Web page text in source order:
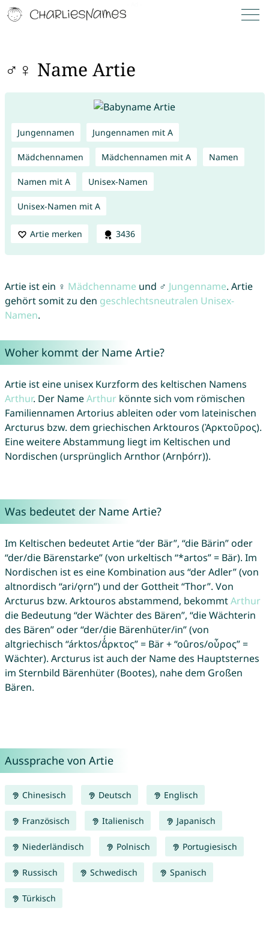
♂♀ Name Artie
Jungennamen Jungennamen mit A
Mädchennamen Mädchennamen mit A Namen
Namen mit A Unisex-Namen
Unisex-Namen mit A
Artie merken 3436
Artie ist ein ♀ Mädchenname und ♂ Jungenname. Artie
gehört somit zu den geschlechtsneutralen Unisex-
Namen.
Woher kommt der Name Artie?
Artie ist eine unisex Kurzform des keltischen Namens
Arthur. Der NameArthurkönnte sich vom römischen
Familiennamen Artorius ableiten oder vom lateinischen
Arcturus bzw. dem griechischen Arktouros (Ἀρκτοῦρος).
Eine weitere Abstammung liegt im Keltischen und
Nordischen (ursprünglich Arnthor (Arnþórr)).
Was bedeutet der Name Artie?
Im Keltischen bedeutet Artie “der Bär”, “die Bärin” oder
“der/die Bärenstarke” (von urkeltisch “*artos” = Bär). Im
Nordischen ist es eine Kombination aus “der Adler” (von
altnordisch “ari/ǫrn”) und der Gottheit “Thor”. Von
Arcturus bzw. Arktouros abstammend, bekommtArthur
die Bedeutung “der Wächter des Bären”, “die Wächterin
des Bären” oder “der/die Bärenhüter/in” (von
altgriechisch “árktos/ᾰ̓́ρκτος” = Bär + “oûros/οὖρος” =
Wächter). Arcturus ist auch der Name des Hauptsternes
im Sternbild Bärenhüter (Bootes), nahe dem Großen
Bären.
Aussprache von Artie
Chinesisch Deutsch Englisch
Französisch Italienisch Japanisch
Niederländisch Polnisch Portugiesisch
Russisch Schwedisch Spanisch
Türkisch